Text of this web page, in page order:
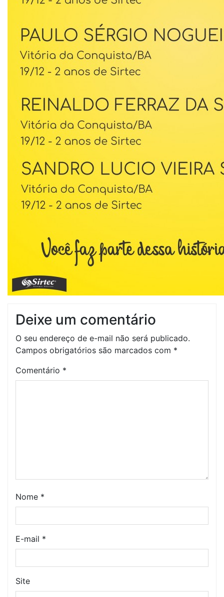
Deixe um comentário
O seu endereço de e-mail não será publicado.
Campos obrigatórios são marcados com *
Comentário *
Nome *
E-mail *
Site